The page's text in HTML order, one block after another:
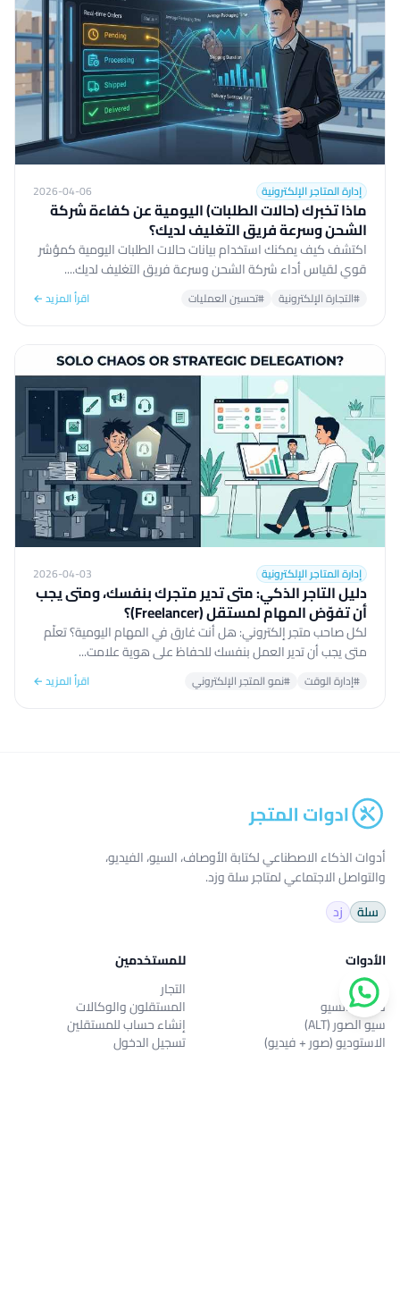
إدارة المتاجر الإلكترونية 2026-04-06
ماذا تخبرك (حالات الطلبات) اليومية عن كفاءة شركة
الشحن وسرعة فريق التغليف لديك؟
اكتشف كيف يمكنك استخدام بيانات حالات الطلبات اليومية كمؤشر
قوي لقياس أداء شركة الشحن وسرعة فريق التغليف لديك....
#التجارة الإلكترونية #تحسين العمليات اقرأ المزيد ←
إدارة المتاجر الإلكترونية 2026-04-03
دليل التاجر الذكي: متى تدير متجرك بنفسك، ومتى يجب
أن تفوّض المهام لمستقل (Freelancer)؟
لكل صاحب متجر إلكتروني: هل أنت غارق في المهام اليومية؟ تعلّم
متى يجب أن تدير العمل بنفسك للحفاظ على هوية علامت...
#إدارة الوقت #نمو المتجر الإلكتروني اقرأ المزيد ←
أدوات الذكاء الاصطناعي لكتابة الأوصاف، السيو، الفيديو،
والتواصل الاجتماعي لمتاجر سلة وزد.
سلة
زد
الأدوات
الأوصاف
تحسين السيو
سيو الصور (ALT)
الاستوديو (صور + فيديو)
للمستخدمين
التجار
المستقلون والوكالات
إنشاء حساب للمستقلين
تسجيل الدخول